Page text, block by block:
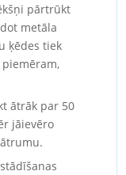
pārtrūkt
metāla
ķēdes tiek
ātrāk par 50
jāievēro